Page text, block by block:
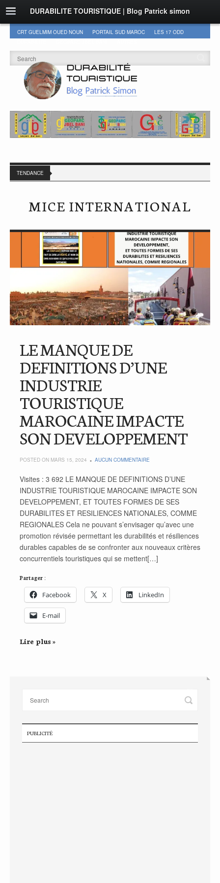
DURABILITE TOURISTIQUE | Blog Patrick simon
CRT GUELMIM OUED NOUN PORTAIL SUD MAROC
LES 17 ODD
TENDANCE
MICE INTERNATIONAL
LE MANQUE DE
DEFINITIONS D’UNE
INDUSTRIE
TOURISTIQUE
MAROCAINE IMPACTE
SON DEVELOPPEMENT
POSTED ON MARS 15, 2024 AUCUN COMMENTAIRE
Visites : 3 692 LE MANQUE DE DEFINITIONS D’UNE
INDUSTRIE TOURISTIQUE MAROCAINE IMPACTE SON
DEVELOPPEMENT, ET TOUTES FORMES DE SES
DURABILITES ET RESILIENCES NATIONALES, COMME
REGIONALES Cela ne pouvant s’envisager qu’avec une
promotion révisée permettant les durabilités et résiliences
durables capables de se confronter aux nouveaux critères
concurrentiels touristiques qui se mettent[…]
Partager :
Facebook X LinkedIn
E-mail
Lire plus »
PUBLICITÉ